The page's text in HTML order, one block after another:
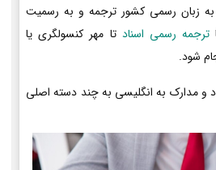
زبان رسمی کشور ترجمه و به رسمیت
ترجمه رسمی اسناد تا مهر کنسولگری یا
شود.
و مدارک به انگلیسی به چند دسته اصلی